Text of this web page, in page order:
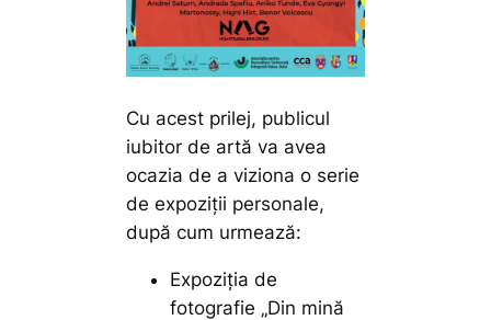
Cu acest prilej, publicul
iubitor de artă va avea
ocazia de a viziona o serie
de expoziții personale,
după cum urmează:
Expoziția de
fotografie „Din mină